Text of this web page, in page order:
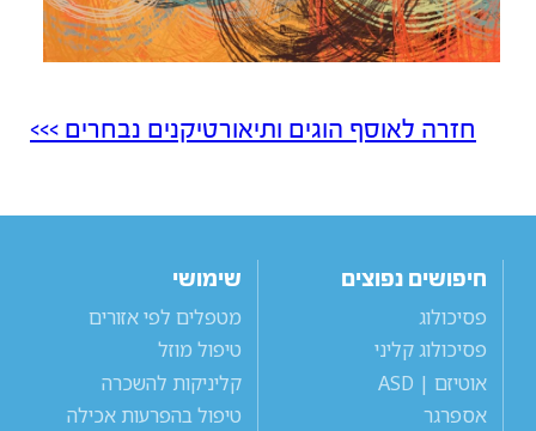
חזרה לאוסף הוגים ותיאורטיקנים נבחרים >>>
חיפושים נפוצים
פסיכולוג
פסיכולוג קליני
אוטיזם | ASD
אספרגר
שימושי
מטפלים לפי אזורים
טיפול מוזל
קליניקות להשכרה
טיפול בהפרעות אכילה